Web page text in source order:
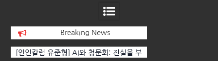
Breaking News
청문회: 진실을 부
‘K-AI 아트 거장’ 장인보 감독, Ai 기술에